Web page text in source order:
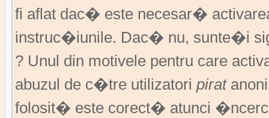
fi aflat dac� este necesar�
instruc�iunile. Dac� nu, sunte�i
? Unul din motivele pentru care
abuzul de c�tre utilizatori pirat
folosit� este corect� atunci